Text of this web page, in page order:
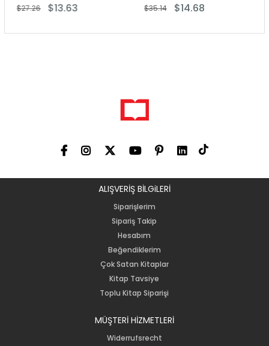
$13.63
$27.26 $14.68
$35.14
ALIŞVERİŞ BİLGiLERİ
Siparişlerim
Sipariş Takip
Hesabım
Beğendiklerim
Çok Satan Kitaplar
Kitap Tavsiye
Toplu Kitap Siparişi
MÜŞTERİ HİZMETLERİ
Widerrufsrecht